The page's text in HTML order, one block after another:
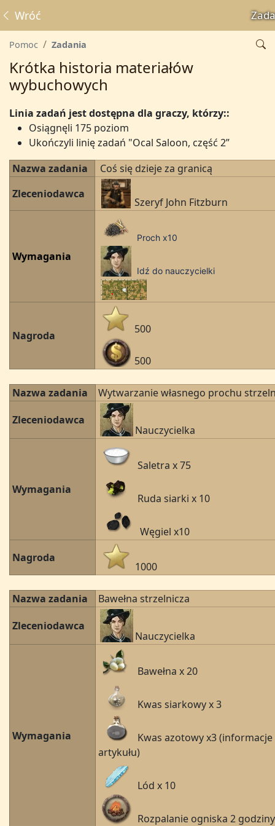
Wróć
Pomoc Zadania
Krótka historia materiałów
wybuchowych
Linia zadań jest dostępna dla graczy, którzy::
Osiągnęli 175 poziom
Ukończyli linię zadań "Ocal Saloon, część 2”
Nazwa zadania
Coś się dzieje za granicą
Zleceniodawca
Szeryf John Fitzburn
Wymagania
Proch x10
Idź do nauczycielki
Nagroda 500
500
Nazwa zadania
Wytwarzanie własnego prochu
Zleceniodawca
Nauczycielka
Wymagania
Saletra x 75
Ruda siarki x 10
Węgiel x10
Nagroda
1000
Nazwa zadania
Bawełna strzelnicza
Zleceniodawca
Nauczycielka
Wymagania
Bawełna x 20
Kwas siarkowy x 3
Kwas azotowy x3
artykułu)
Lód x 10
Rozpalanie ogniska 2 godziny